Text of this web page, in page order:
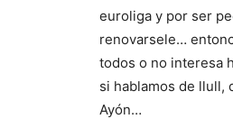
euroliga y por ser
renovarsele…
todos o no interesa
si hablamos de llull,
Ayón…